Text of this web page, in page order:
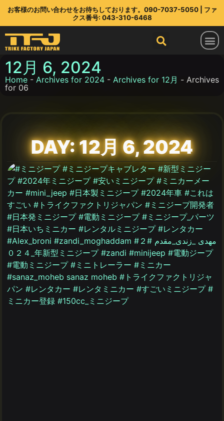
お客様のお問い合わせをお待ちしております。090-7037-5050 | ファ
クス番号: 043-310-6468
12月 6, 2024
Home- Archives for 2024- Archives for 12月 - Archives
for 06
DAY: 12月 6, 2024